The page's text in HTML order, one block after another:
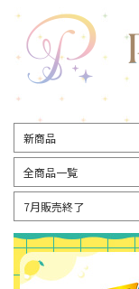
新商品
全商品一覧
7月販売終了